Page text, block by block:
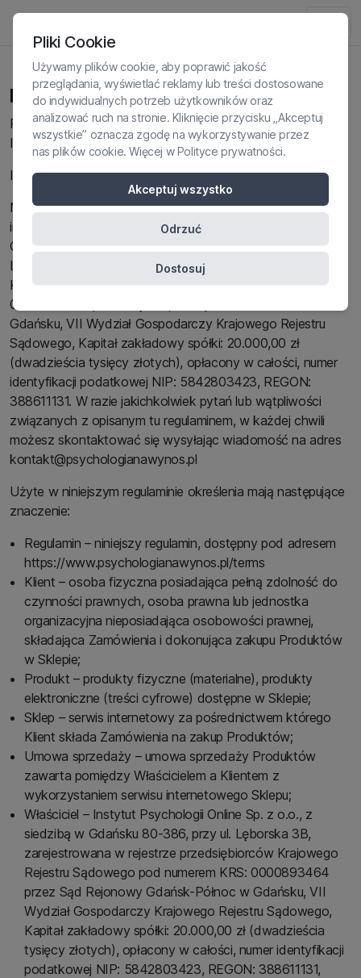
Regulamin
REGULAMIN KORZYSTANIA ZE SKLEPU
INTERNETOWEGO INSTYTUTU PSYCHOLOGII ONLINE
INFORMACJE OGÓLNE, DEFINICJE
Niniejszy Regulamin określa zasady korzystania ze sklepu
internetowego prowadzonego przez Instytut Psychologii
Online Sp. z o.o., z siedzibą w Gdańsku 80-386, przy ul.
Lęborska 3B, zarejestrowana w rejestrze przedsiębiorców
Krajowego Rejestru Sądowego pod numerem KRS:
0000893464 przez Sąd Rejonowy Gdańsk-Północ w
Gdańsku, VII Wydział Gospodarczy Krajowego Rejestru
Sądowego, Kapitał zakładowy spółki: 20.000,00 zł
(dwadzieścia tysięcy złotych), opłacony w całości, numer
identyfikacji podatkowej NIP: 5842803423, REGON:
388611131. W razie jakichkolwiek pytań lub wątpliwości
związanych z opisanym tu regulaminem, w każdej chwili
możesz skontaktować się wysyłając wiadomość na adres
kontakt@psychologianawynos.pl
Użyte w niniejszym regulaminie określenia mają następujące
znaczenie:
Regulamin – niniejszy regulamin, dostępny pod adresem
https://www.psychologianawynos.pl/terms
Klient – osoba fizyczna posiadająca pełną zdolność do
czynności prawnych, osoba prawna lub jednostka
organizacyjna nieposiadająca osobowości prawnej,
składająca Zamówienia i dokonująca zakupu Produktów
w Sklepie;
Produkt – produkty fizyczne (materialne), produkty
elektroniczne (treści cyfrowe) dostępne w Sklepie;
Sklep – serwis internetowy za pośrednictwem którego
Klient składa Zamówienia na zakup Produktów;
Umowa sprzedaży – umowa sprzedaży Produktów
zawarta pomiędzy Właścicielem a Klientem z
wykorzystaniem serwisu internetowego Sklepu;
Właściciel – Instytut Psychologii Online Sp. z o.o., z
siedzibą w Gdańsku 80-386, przy ul. Lęborska 3B,
zarejestrowana w rejestrze przedsiębiorców Krajowego
Rejestru Sądowego pod numerem KRS: 0000893464
przez Sąd Rejonowy Gdańsk-Północ w Gdańsku, VII
Wydział Gospodarczy Krajowego Rejestru Sądowego,
Kapitał zakładowy spółki: 20.000,00 zł (dwadzieścia
tysięcy złotych), opłacony w całości, numer identyfikacji
podatkowej NIP: 5842803423, REGON: 388611131,
Pliki Cookie
Używamy plików cookie, aby poprawić jakość
przeglądania, wyświetlać reklamy lub treści dostosowane
do indywidualnych potrzeb użytkowników oraz
analizować ruch na stronie. Kliknięcie przycisku „Akceptuj
wszystkie” oznacza zgodę na wykorzystywanie przez
nas plików cookie. Więcej wPolityce prywatności.
Akceptuj wszystko
Odrzuć
Dostosuj